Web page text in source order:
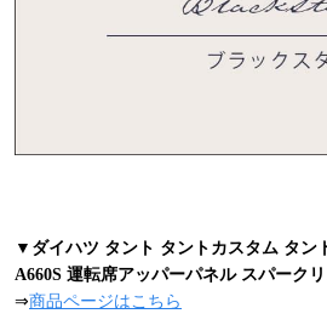
▼ダイハツ タント タントカスタム タン
A660S 運転席アッパーパネル スパーク
⇒商品ページはこちら